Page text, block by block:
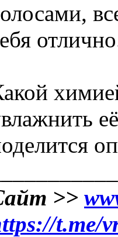
>>
t.me/